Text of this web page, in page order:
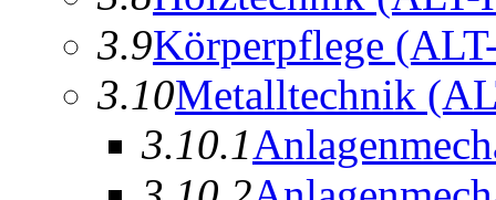
3.9Körperpflege
3.10Metalltechnik
3.10.1Anlagenmec